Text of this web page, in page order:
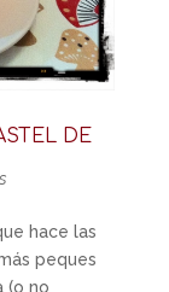
DE
hace las
peques
(o no